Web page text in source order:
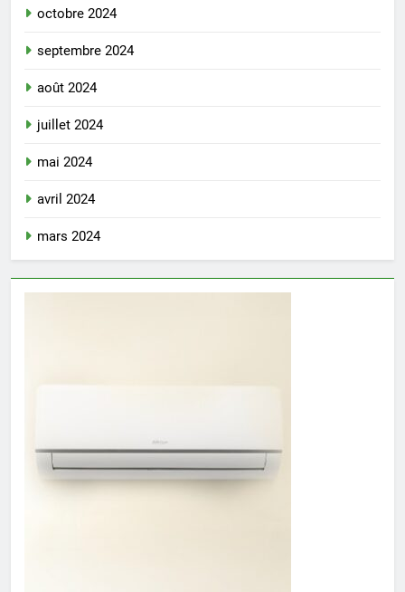
octobre 2024
septembre 2024
août 2024
juillet 2024
mai 2024
avril 2024
mars 2024